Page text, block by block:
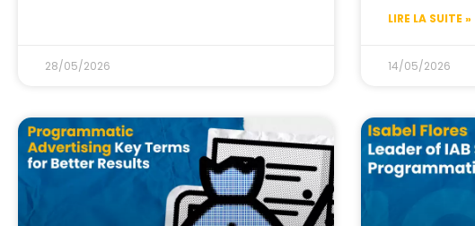
28/05/2026
LIRE LA SUITE »
14/05/2026